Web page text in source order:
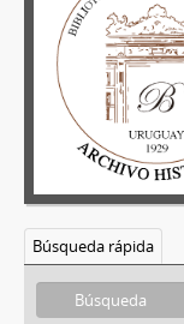
Búsqueda rápida